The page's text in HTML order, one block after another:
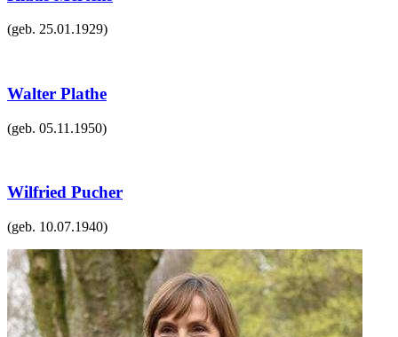
(geb. 25.01.1929)
Walter Plathe
(geb. 05.11.1950)
Wilfried Pucher
(geb. 10.07.1940)